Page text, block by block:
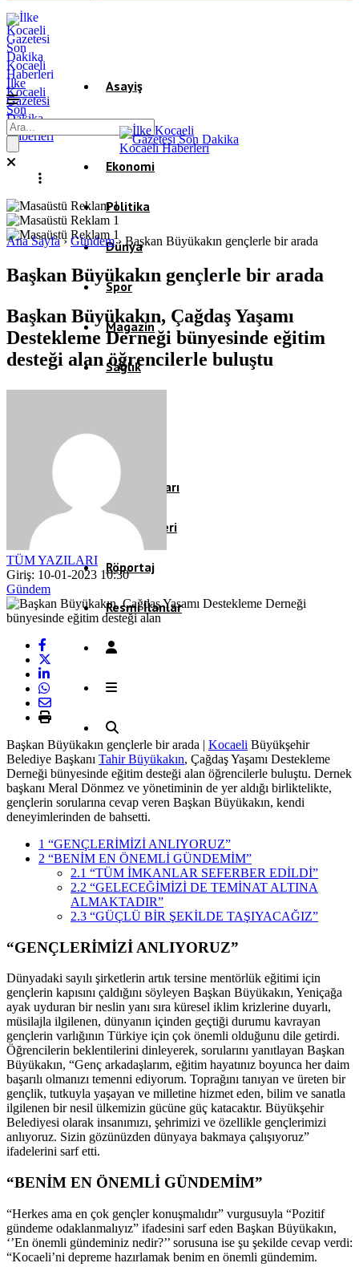
İlke
Kocaeli
Gazetesi
Son
Dakika
Kocaeli
Haberleri
Asayiş
Gündem
Ekonomi
Politika
Dünya
Spor
Magazin
Sağlık
Teknoloji
Köşe Yazıları
Video Galeri
Röportaj
Resmi İlanlar
Ana Sayfa› Gündem› Başkan Büyükakın gençlerle bir arada
Başkan Büyükakın gençlerle bir arada
Başkan Büyükakın, Çağdaş Yaşamı
Destekleme Derneği bünyesinde eğitim
desteği alan öğrencilerle buluştu
TÜM YAZILARI
Giriş: 10-01-2023 10:30
Gündem
Başkan Büyükakın gençlerle bir arada | Kocaeli Büyükşehir
Belediye Başkanı Tahir Büyükakın, Çağdaş Yaşamı Destekleme
Derneği bünyesinde eğitim desteği alan öğrencilerle buluştu. Dernek
başkanı Meral Dönmez ve yönetiminin de yer aldığı birliktelikte,
gençlerin sorularına cevap veren Başkan Büyükakın, kendi
deneyimlerinden de bahsetti.
1 “GENÇLERİMİZİ ANLIYORUZ”
2 “BENİM EN ÖNEMLİ GÜNDEMİM”
2.1 “TÜM İMKANLAR SEFERBER EDİLDİ”
2.2 “GELECEĞİMİZİ DE TEMİNAT ALTINA
ALMAKTADIR”
2.3 “GÜÇLÜ BİR ŞEKİLDE TAŞIYACAĞIZ”
“GENÇLERİMİZİ ANLIYORUZ”
Dünyadaki sayılı şirketlerin artık tersine mentörlük eğitimi için
gençlerin kapısını çaldığını söyleyen Başkan Büyükakın, Yeniçağa
ayak uyduran bir neslin yanı sıra küresel iklim krizlerine duyarlı,
müsilajla ilgilenen, dünyanın içinden geçtiği durumu kavrayan
gençlerin varlığının Türkiye için çok önemli olduğunu dile getirdi.
Öğrencilerin beklentilerini dinleyerek, sorularını yanıtlayan Başkan
Büyükakın, “Genç arkadaşlarım, eğitim hayatınız boyunca her daim
başarılı olmanızı temenni ediyorum. Toprağını tanıyan ve üreten bir
gençlik, tutkuyla yaşayan ve milletine hizmet eden, bilim ve sanatla
ilgilenen bir nesil ülkemizin gücüne güç katacaktır. Büyükşehir
Belediyesi olarak insanımızı, şehrimizi ve özellikle gençlerimizi
anlıyoruz. Sizin gözünüzden dünyaya bakmaya çalışıyoruz”
ifadelerini sarf etti.
“BENİM EN ÖNEMLİ GÜNDEMİM”
“Herkes ama en çok gençler konuşmalıdır” vurgusuyla “Pozitif
gündeme odaklanmalıyız” ifadesini sarf eden Başkan Büyükakın,
‘’En önemli gündeminiz nedir?’’ sorusuna ise şu şekilde cevap verdi:
“Kocaeli’ni depreme hazırlamak benim en önemli gündemim.